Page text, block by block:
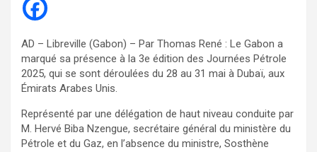
AD – Libreville (Gabon) – Par Thomas René : Le Gabon a
marqué sa présence à la 3e édition des Journées Pétrole
2025, qui se sont déroulées du 28 au 31 mai à Dubaï, aux
Émirats Arabes Unis.
Représenté par une délégation de haut niveau conduite par
M. Hervé Biba Nzengue, secrétaire général du ministère du
Pétrole et du Gaz, en l’absence du ministre, Sosthène